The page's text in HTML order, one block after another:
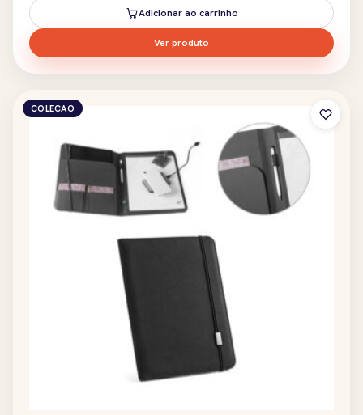
Adicionar ao carrinho
Ver produto
COLECAO